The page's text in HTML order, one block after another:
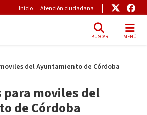
Pre-Header
Inicio Atención ciudadana Enlace
BUSCAR MENÚ
del Ayuntamiento de Córdoba
para moviles del
de Córdoba